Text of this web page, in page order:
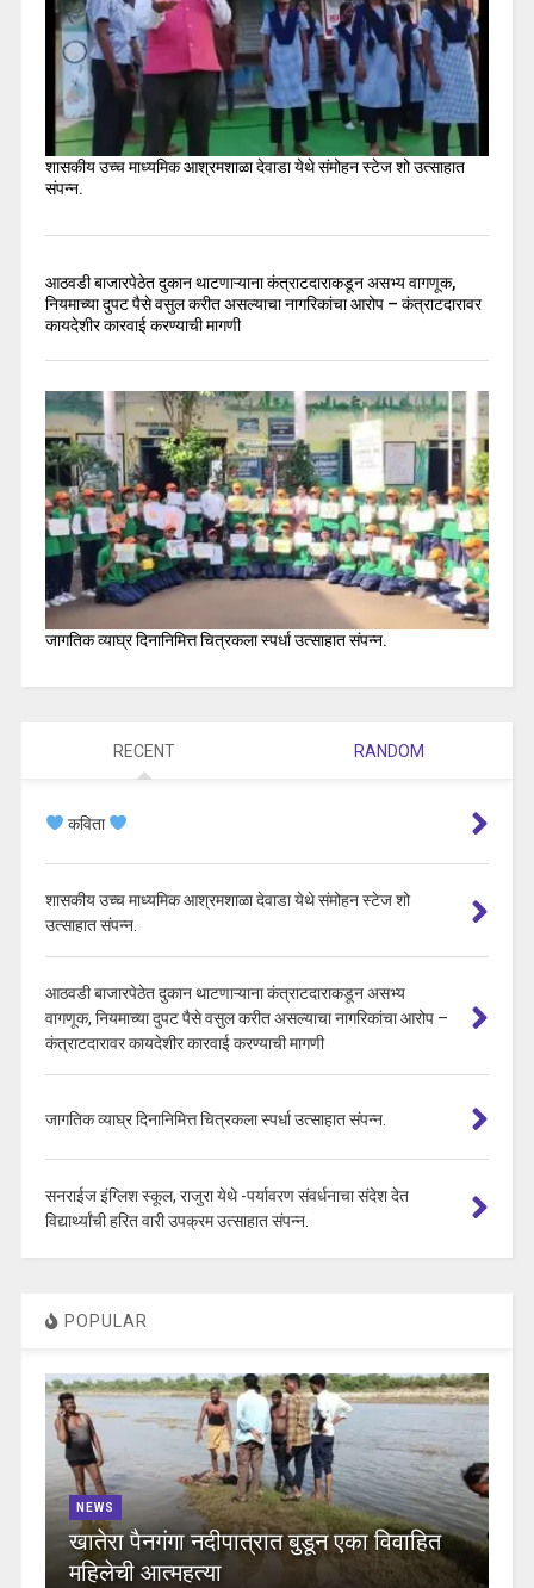
शासकीय उच्च माध्यमिक आश्रमशाळा देवाडा येथे संमोहन स्टेज शो उत्साहात
संपन्न.
आठवडी बाजारपेठेत दुकान थाटणाऱ्याना कंत्राटदाराकडून असभ्य वागणूक,
नियमाच्या दुपट पैसे वसुल करीत असल्याचा नागरिकांचा आरोप – कंत्राटदारावर
कायदेशीर कारवाई करण्याची मागणी
जागतिक व्याघ्र दिनानिमित्त चित्रकला स्पर्धा उत्साहात संपन्न.
RECENT RANDOM
कविता
शासकीय उच्च माध्यमिक आश्रमशाळा देवाडा येथे संमोहन स्टेज शो
उत्साहात संपन्न.
आठवडी बाजारपेठेत दुकान थाटणाऱ्याना कंत्राटदाराकडून असभ्य
वागणूक, नियमाच्या दुपट पैसे वसुल करीत असल्याचा नागरिकांचा आरोप –
कंत्राटदारावर कायदेशीर कारवाई करण्याची मागणी
जागतिक व्याघ्र दिनानिमित्त चित्रकला स्पर्धा उत्साहात संपन्न.
सनराईज इंग्लिश स्कूल, राजुरा येथे -पर्यावरण संवर्धनाचा संदेश देत
विद्यार्थ्यांची हरित वारी उपक्रम उत्साहात संपन्न.
POPULAR
NEWS
खातेरा पैनगंगा नदीपात्रात बुडून एका विवाहित
महिलेची आत्महत्या